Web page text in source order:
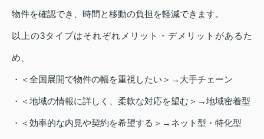
物件を確認でき、時間と移動の負担を軽減できます。
以上の3タイプはそれぞれメリット・デメリットがあるた
め、
・＜全国展開で物件の幅を重視したい＞→大手チェーン
・＜地域の情報に詳しく、柔軟な対応を望む＞→地域密着型
・＜効率的な内見や契約を希望する＞→ネット型・特化型